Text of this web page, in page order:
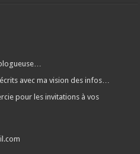
avec ma vision des infos…
pour les invitations à vos